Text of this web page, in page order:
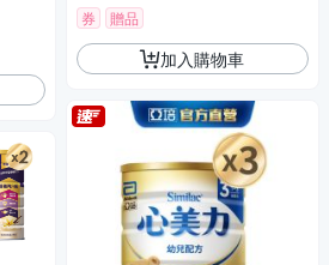
券 贈品
加入購物車